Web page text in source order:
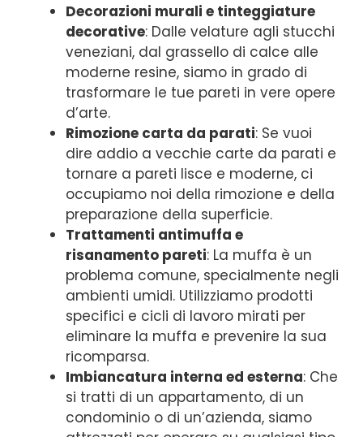
Decorazioni murali e tinteggiature
decorative: Dalle velature agli stucchi
veneziani, dal grassello di calce alle
moderne resine, siamo in grado di
trasformare le tue pareti in vere opere
d’arte.
Rimozione carta da parati: Se vuoi
dire addio a vecchie carte da parati e
tornare a pareti lisce e moderne, ci
occupiamo noi della rimozione e della
preparazione della superficie.
Trattamenti antimuffa e
risanamento pareti: La muffa è un
problema comune, specialmente negli
ambienti umidi. Utilizziamo prodotti
specifici e cicli di lavoro mirati per
eliminare la muffa e prevenire la sua
ricomparsa.
Imbiancatura interna ed esterna: Che
si tratti di un appartamento, di un
condominio o di un’azienda, siamo